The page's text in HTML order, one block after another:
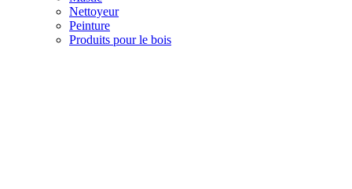
Nettoyeur
Peinture
Produits pour le bois